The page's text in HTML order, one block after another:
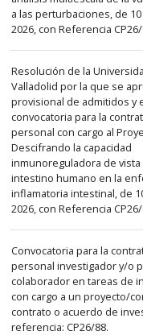
a las perturbaciones, de
2026, con Referencia
Resolución de la
Valladolid por la que se
provisional de admitidos y
convocatoria para la
personal con cargo al
Descifrando la capacidad
inmunoreguladora de vista
intestino humano en la
inflamatoria intestinal, de
2026, con Referencia
Convocatoria para la
personal investigador y/o
colaborador en tareas de
con cargo a un proyecto/
contrato o acuerdo de
referencia: CP26/88.